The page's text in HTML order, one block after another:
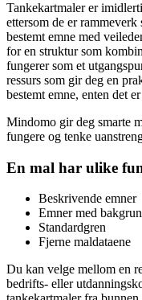
Tankekartmaler er
ettersom de er
bestemt emne med
for en struktur som
fungerer som et
ressurs som gir deg en
bestemt emne, enten det
Mindomo gir deg smarte
fungere og tenke
En mal har ulike
Beskrivende emner
Emner med
Standardgren
Fjerne maldataene
Du kan velge mellom en
bedrifts- eller